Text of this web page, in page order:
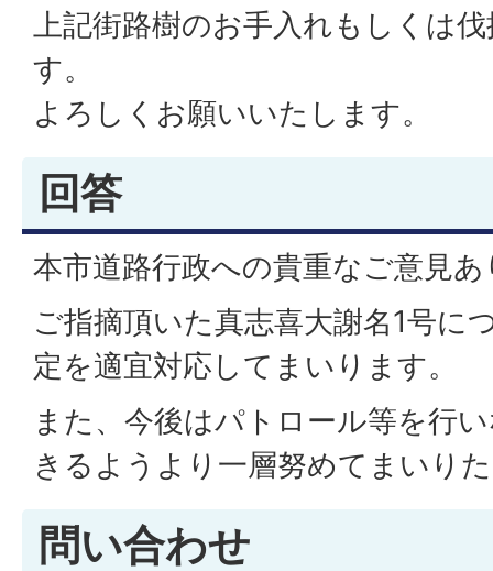
上記街路樹のお手入れもしくは
す。
よろしくお願いいたします。
回答
本市道路行政への貴重なご意見
ご指摘頂いた真志喜大謝名1号に
定を適宜対応してまいります。
また、今後はパトロール等を行
きるようより一層努めてまいり
問い合わせ